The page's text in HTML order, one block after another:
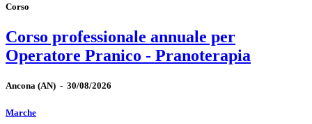
Corso
Corso professionale annuale per
Operatore Pranico - Pranoterapia
Ancona (AN) - 30/08/2026
Marche